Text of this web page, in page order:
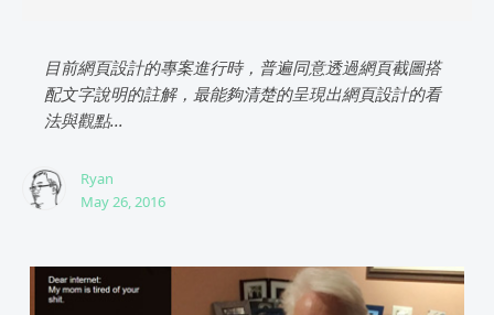
目前網頁設計的專案進行時，普遍同意透過網頁截圖搭
配文字說明的註解，最能夠清楚的呈現出網頁設計的看
法與觀點...
Ryan
May 26, 2016